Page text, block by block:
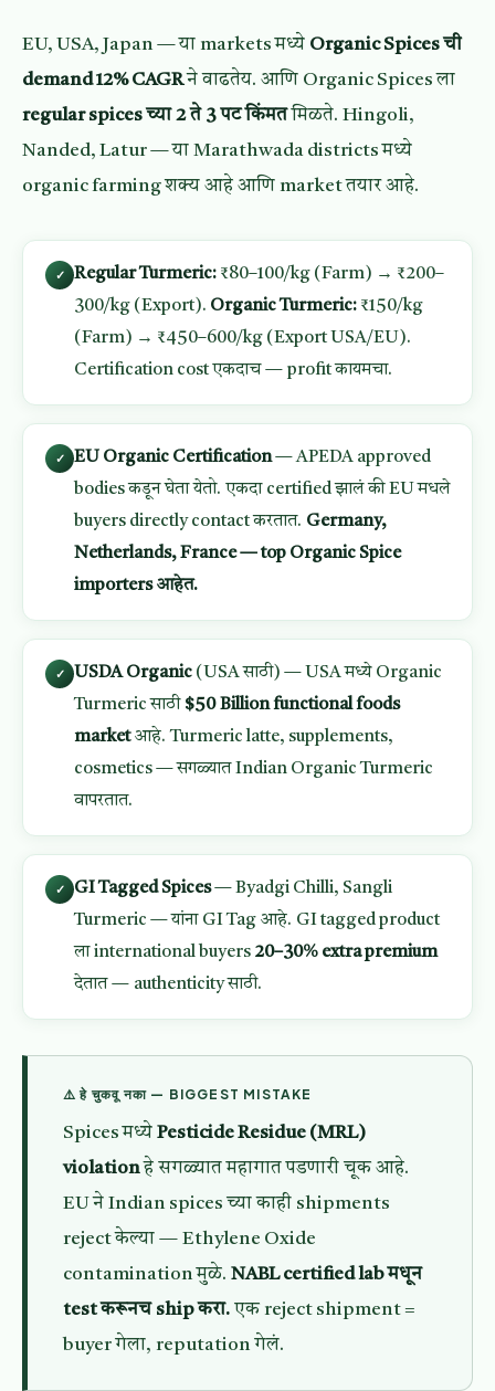
EU, USA, Japan — या markets मध्ये Organic Spices ची
demand 12% CAGRने वाढतेय. आणि Organic Spices ला
regular spices च्या 2 ते 3 पट किंमतमिळते. Hingoli,
Nanded, Latur — या Marathwada districts मध्ये
organic farming शक्य आहे आणि market तयार आहे.
✓ Regular Turmeric: ₹80–100/kg (Farm) → ₹200–
300/kg (Export). Organic Turmeric: ₹150/kg
(Farm) → ₹450–600/kg (Export USA/EU).
Certification cost एकदाच — profit कायमचा.
✓ EU Organic Certification— APEDA approved
bodies कडून घेता येतो. एकदा certified झालं की EU मधले
buyers directly contact करतात. Germany,
Netherlands, France — top Organic Spice
importers आहेत.
✓ USDA Organic (USA साठी) — USA मध्ये Organic
Turmeric साठी $50 Billion functional foods
marketआहे. Turmeric latte, supplements,
cosmetics — सगळ्यात Indian Organic Turmeric
वापरतात.
✓ GI Tagged Spices— Byadgi Chilli, Sangli
Turmeric — यांना GI Tag आहे. GI tagged product
ला international buyers 20–30% extra premium
देतात — authenticity साठी.
⚠️ हे चुकवू नका — BIGGEST MISTAKE
Spices मध्ये Pesticide Residue (MRL)
violationहे सगळ्यात महागात पडणारी चूक आहे.
EU ने Indian spices च्या काही shipments
reject केल्या — Ethylene Oxide
contamination मुळे. NABL certified lab मधून
test करूनच ship करा. एक reject shipment =
buyer गेला, reputation गेलं.